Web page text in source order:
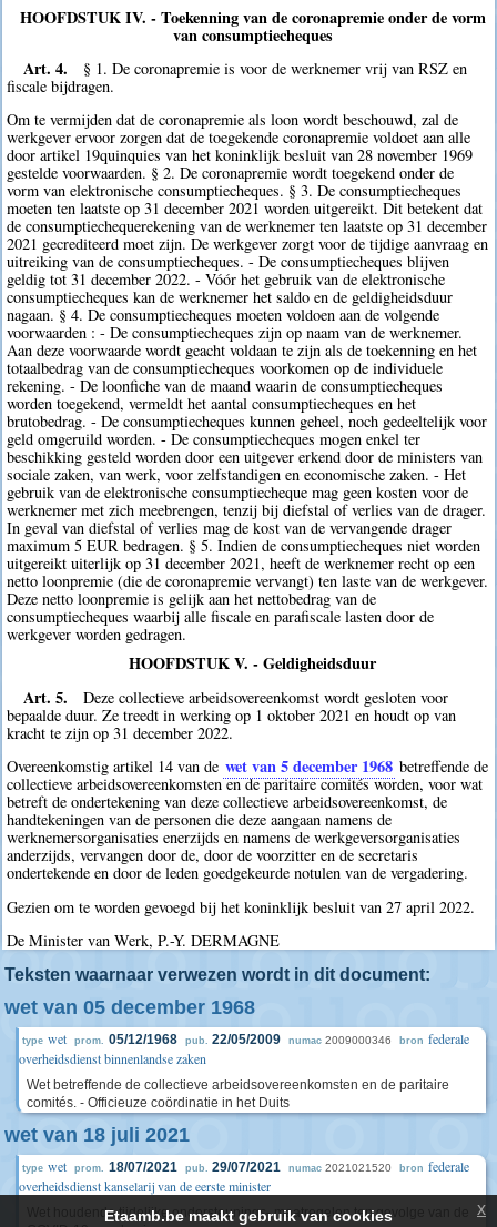
HOOFDSTUK IV. - Toekenning van de coronapremie onder de vorm
van consumptiecheques
Art. 4.
§ 1. De coronapremie is voor de werknemer vrij van RSZ en
fiscale bijdragen.
Om te vermijden dat de coronapremie als loon wordt beschouwd, zal de
werkgever ervoor zorgen dat de toegekende coronapremie voldoet aan alle
door artikel 19quinquies van het koninklijk besluit van 28 november 1969
gestelde voorwaarden. § 2. De coronapremie wordt toegekend onder de
vorm van elektronische consumptiecheques. § 3. De consumptiecheques
moeten ten laatste op 31 december 2021 worden uitgereikt. Dit betekent dat
de consumptiechequerekening van de werknemer ten laatste op 31 december
2021 gecrediteerd moet zijn. De werkgever zorgt voor de tijdige aanvraag en
uitreiking van de consumptiecheques. - De consumptiecheques blijven
geldig tot 31 december 2022. - Vóór het gebruik van de elektronische
consumptiecheques kan de werknemer het saldo en de geldigheidsduur
nagaan. § 4. De consumptiecheques moeten voldoen aan de volgende
voorwaarden : - De consumptiecheques zijn op naam van de werknemer.
Aan deze voorwaarde wordt geacht voldaan te zijn als de toekenning en het
totaalbedrag van de consumptiecheques voorkomen op de individuele
rekening. - De loonfiche van de maand waarin de consumptiecheques
worden toegekend, vermeldt het aantal consumptiecheques en het
brutobedrag. - De consumptiecheques kunnen geheel, noch gedeeltelijk voor
geld omgeruild worden. - De consumptiecheques mogen enkel ter
beschikking gesteld worden door een uitgever erkend door de ministers van
sociale zaken, van werk, voor zelfstandigen en economische zaken. - Het
gebruik van de elektronische consumptiecheque mag geen kosten voor de
werknemer met zich meebrengen, tenzij bij diefstal of verlies van de drager.
In geval van diefstal of verlies mag de kost van de vervangende drager
maximum 5 EUR bedragen. § 5. Indien de consumptiecheques niet worden
uitgereikt uiterlijk op 31 december 2021, heeft de werknemer recht op een
netto loonpremie (die de coronapremie vervangt) ten laste van de werkgever.
Deze netto loonpremie is gelijk aan het nettobedrag van de
consumptiecheques waarbij alle fiscale en parafiscale lasten door de
werkgever worden gedragen.
HOOFDSTUK V. - Geldigheidsduur
Art. 5.
Deze collectieve arbeidsovereenkomst wordt gesloten voor
bepaalde duur. Ze treedt in werking op 1 oktober 2021 en houdt op van
kracht te zijn op 31 december 2022.
Overeenkomstig artikel 14 van de wet van 5 december 1968 betreffende de
collectieve arbeidsovereenkomsten en de paritaire comités worden, voor wat
betreft de ondertekening van deze collectieve arbeidsovereenkomst, de
handtekeningen van de personen die deze aangaan namens de
werknemersorganisaties enerzijds en namens de werkgeversorganisaties
anderzijds, vervangen door de, door de voorzitter en de secretaris
ondertekende en door de leden goedgekeurde notulen van de vergadering.
Gezien om te worden gevoegd bij het koninklijk besluit van 27 april 2022.
De Minister van Werk, P.-Y. DERMAGNE
Teksten waarnaar verwezen wordt in dit document:
wet van 05 december 1968
type wet prom. 05/12/1968 pub. 22/05/2009 numac 2009000346 bron federale
overheidsdienst binnenlandse zaken
Wet betreffende de collectieve arbeidsovereenkomsten en de paritaire
comités. - Officieuze coördinatie in het Duits
wet van 18 juli 2021
type wet prom. 18/07/2021 pub. 29/07/2021 numac 2021021520 bron federale
overheidsdienst kanselarij van de eerste minister
Wet houdende tijdelijke ondersteunings- maatregelen ten gevolge van de
Etaamb.be maakt gebruik van cookies x